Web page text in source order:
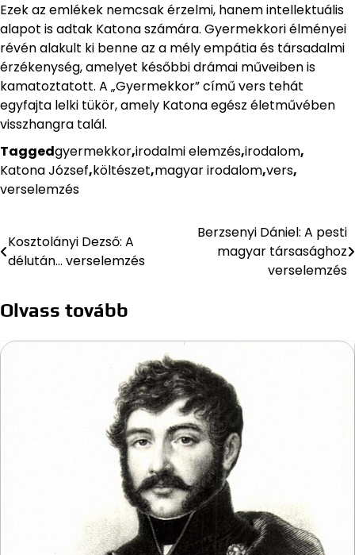
Ezek az emlékek nemcsak érzelmi, hanem intellektuális
alapot is adtak Katona számára. Gyermekkori élményei
révén alakult ki benne az a mély empátia és társadalmi
érzékenység, amelyet későbbi drámai műveiben is
kamatoztatott. A „Gyermekkor” című vers tehát
egyfajta lelki tükör, amely Katona egész életművében
visszhangra talál.
Taggedgyermekkor,irodalmi elemzés,irodalom,
Katona József,költészet,magyar irodalom,vers,
verselemzés
Bejegyzés
navigáció
Kosztolányi Dezső: A
délután… verselemzés
Berzsenyi Dániel: A pesti
magyar társasághoz
verselemzés
Olvass tovább